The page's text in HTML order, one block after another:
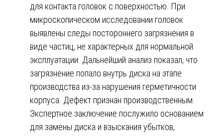
для контакта головок с поверхностью. При
микроскопическом исследовании головок
выявлены следы постороннего загрязнения в
виде частиц, не характерных для нормальной
эксплуатации. Дальнейший анализ показал, что
загрязнение попало внутрь диска на этапе
производства из-за нарушения герметичности
корпуса. Дефект признан производственным.
Экспертное заключение послужило основанием
для замены диска и взыскания убытков,